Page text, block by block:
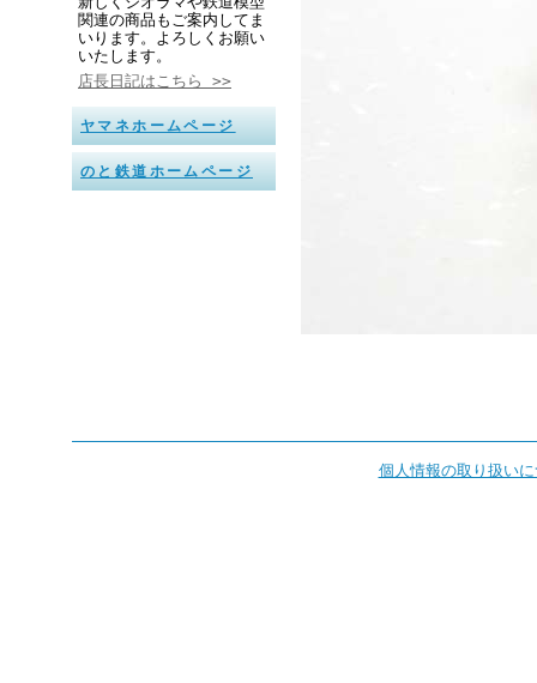
関連の商品もご案内してま
いります。よろしくお願い
いたします。
店長日記はこちら >>
ヤマネホームページ
のと鉄道ホームページ
個人情報の取り扱い